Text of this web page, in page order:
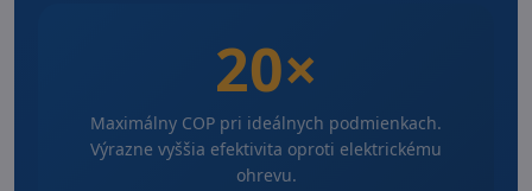
20×
Maximálny COP pri ideálnych podmienkach.
Výrazne vyššia efektivita oproti elektrickému
ohrevu.